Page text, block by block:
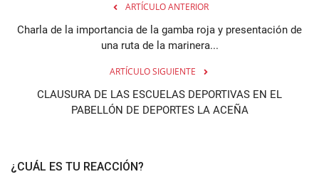
ARTÍCULO ANTERIOR
Charla de la importancia de la gamba roja y presentación de
una ruta de la marinera...
ARTÍCULO SIGUIENTE
CLAUSURA DE LAS ESCUELAS DEPORTIVAS EN EL
PABELLÓN DE DEPORTES LA ACEÑA
¿CUÁL ES TU REACCIÓN?